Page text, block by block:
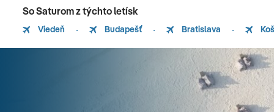
So Saturom z týchto letísk
Viedeň Budapešť Bratislava